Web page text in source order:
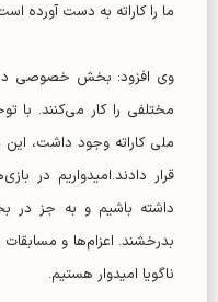
ما را کاراته به دست آورده
وی افزود: بخش خصوصی در
مختلفی را کار می‌کنند. با
ملی کاراته وجود داشت، این
قرار دادند.امیدواریم در
داشته باشیم و به جز در
بدرخشند. اعزام‌ها و
ناگویا امیدوار هستیم.